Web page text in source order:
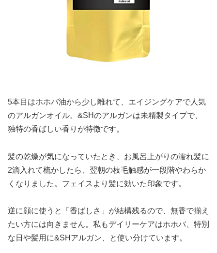
5本目はホホバ油から少し離れて、エイジングケアで人気
のアルガンオイル。&SHのアルガンは未精製タイプで、
独特の香ばしい香りが特徴です。
髪の乾燥が気になっていたとき、お風呂上がりの濡れ髪に
2滴入れて梳かしたら、翌朝の枝毛触感が一段階やわらか
くなりました。フェイスより髪に効いた印象です。
逆に顔に使うと「香ばしさ」が結構残るので、無香で揃え
たい方には向きません。私もデイリーケアはホホバ、特別
な日や髪用に&SHアルガン、と使い分けています。